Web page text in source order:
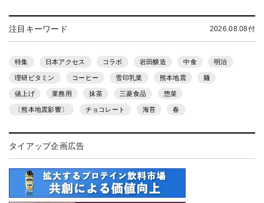
注目キーワード 2026.08.08付
特集 日本アクセス コラボ 岩田醸造 中食 明治
理研ビタミン コーヒー 雪印乳業 熊本地震 麺
値上げ 業務用 抹茶 三菱食品 惣菜
〔熊本地震影響〕 チョコレート 海苔 春
タイアップ企画広告